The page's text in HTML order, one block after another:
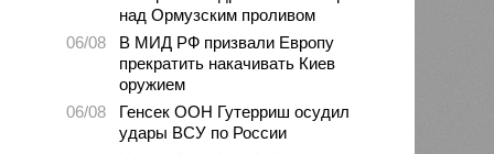
над Ормузским проливом
06/08
В МИД РФ призвали Европу
прекратить накачивать Киев
оружием
06/08
Генсек ООН Гутерриш осудил
удары ВСУ по России